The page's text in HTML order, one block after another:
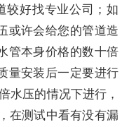
较好找专业公司；如
或许会给您的管道造
管本身价格的数十倍
量安装后一定要进行
水压的情况下进行，
在测试中看有没有漏